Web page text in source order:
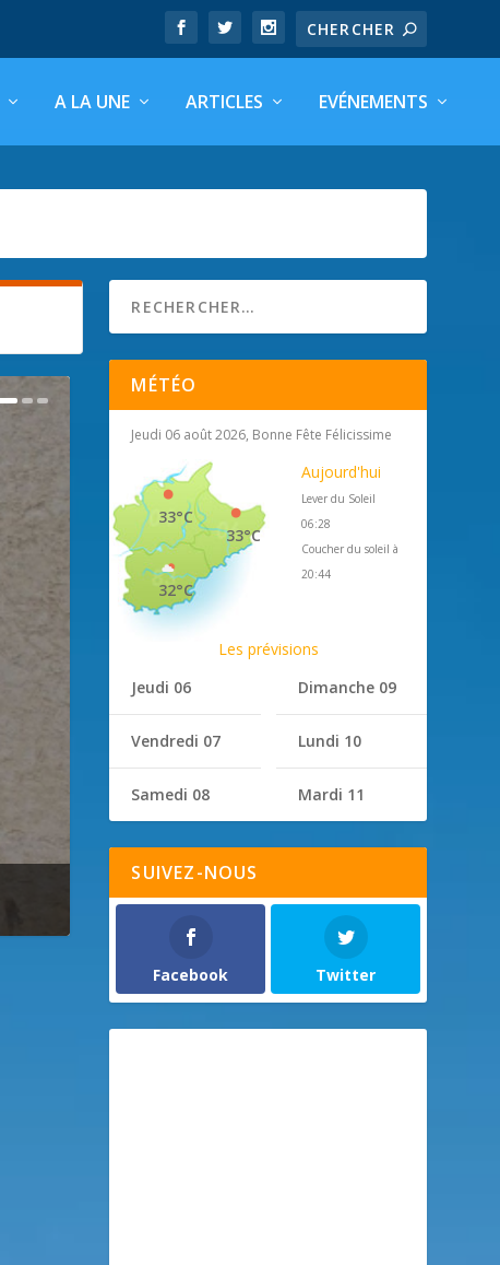
A LA UNE ARTICLES EVÉNEMENTS
MÉTÉO
Jeudi 06 août 2026, Bonne Fête Félicissime
33°C
33°C
32°C
Aujourd'hui
Lever du Soleil
06:28
Coucher du soleil à
20:44
Les prévisions
Jeudi 06
Vendredi 07
Samedi 08
Dimanche 09
Lundi 10
Mardi 11
SUIVEZ-NOUS
Facebook Twitter